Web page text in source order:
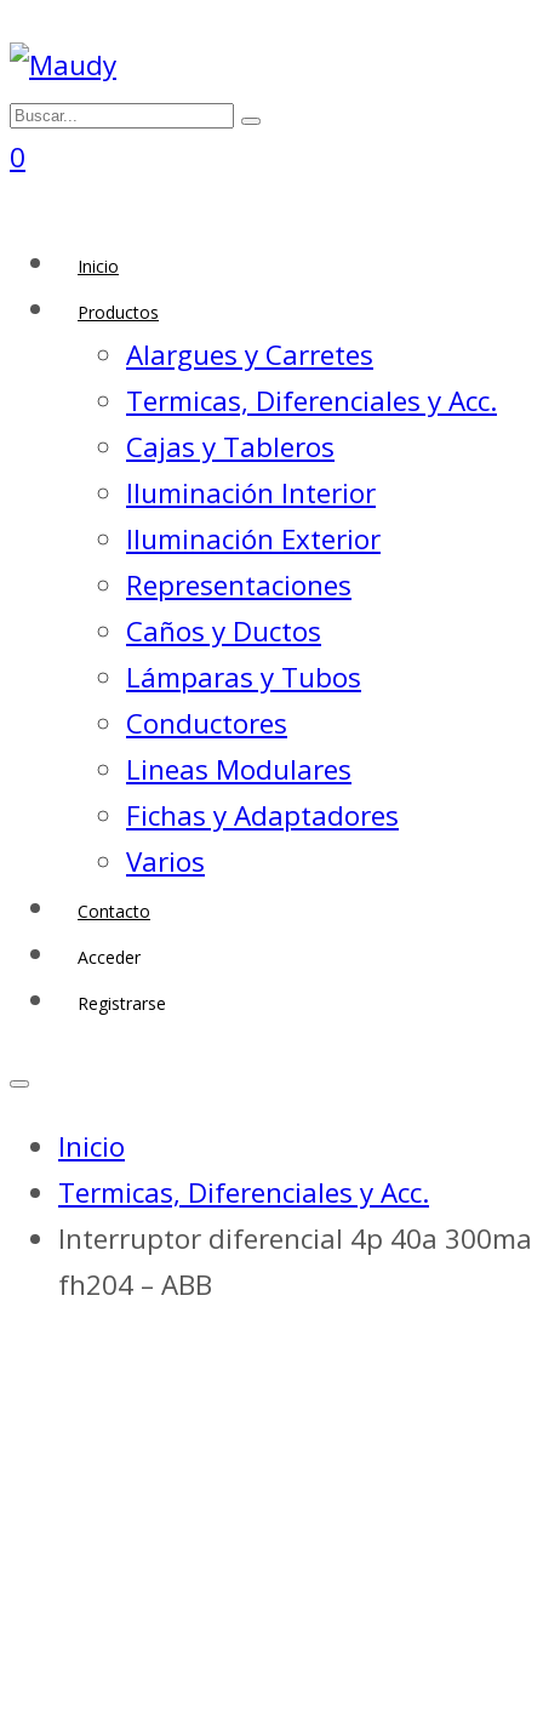
0
Inicio
Productos
Alargues y Carretes
Termicas, Diferenciales y Acc.
Cajas y Tableros
Iluminación Interior
Iluminación Exterior
Representaciones
Caños y Ductos
Lámparas y Tubos
Conductores
Lineas Modulares
Fichas y Adaptadores
Varios
Contacto
Acceder
Registrarse
Inicio
Termicas, Diferenciales y Acc.
Interruptor diferencial 4p 40a 300ma
fh204 – ABB